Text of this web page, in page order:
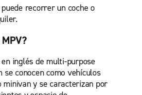
recorrer un coche o
inglés de multi-purpose
se conocen como vehículos
minivan y se caracterizan por